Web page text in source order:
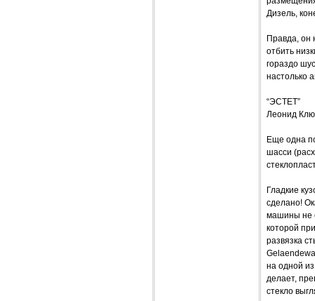
Дизель,
Правда, он
отбить
гораздо
настолько
“ЭСТЕТ”
Леонид
Еще одна
шасси
Гладкие
сделано!
машины не
которой
развязка
на одной
делает,
стекло